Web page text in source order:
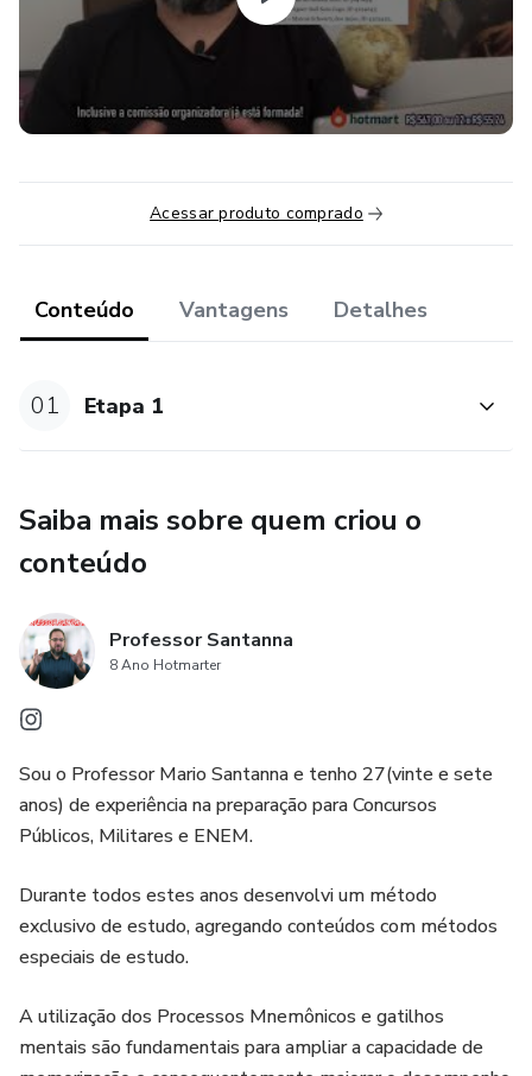
Acessar produto comprado
Conteúdo Vantagens Detalhes
01 Etapa 1
Saiba mais sobre quem criou o
conteúdo
Professor Santanna
8 Ano Hotmarter
Sou o Professor Mario Santanna e tenho 27(vinte e sete
anos) de experiência na preparação para Concursos
Públicos, Militares e ENEM.
Durante todos estes anos desenvolvi um método
exclusivo de estudo, agregando conteúdos com métodos
especiais de estudo.
A utilização dos Processos Mnemônicos e gatilhos
mentais são fundamentais para ampliar a capacidade de